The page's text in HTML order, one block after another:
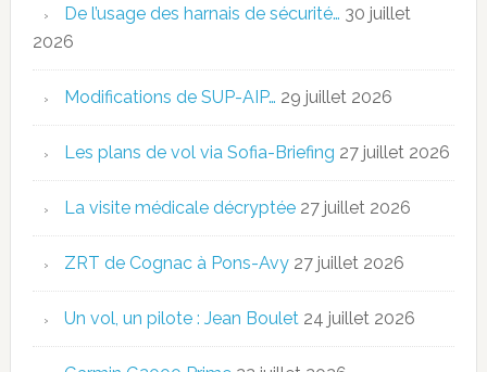
De l’usage des harnais de sécurité… 30 juillet
2026
Modifications de SUP-AIP… 29 juillet 2026
Les plans de vol via Sofia-Briefing 27 juillet 2026
La visite médicale décryptée 27 juillet 2026
ZRT de Cognac à Pons-Avy 27 juillet 2026
Un vol, un pilote : Jean Boulet 24 juillet 2026